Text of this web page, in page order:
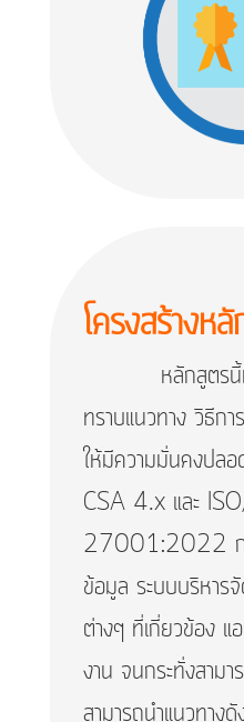
โครงสร้างห
หลักสูตรนี้มุ่งเ
ทราบแนวทาง วิธีก
ให้มีความมั่นคงปล
CSA 4.x และ
27001:2022 กา
ข้อมูล ระบบบริหาร
ต่างๆ ที่เกี่ยวข้อง แ
งาน จนกระทั่งสามา
สามารถนำแนวทาง